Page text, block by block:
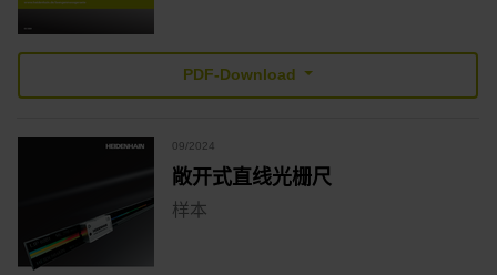
PDF-Download
09/2024
敞开式直线光栅尺
样本